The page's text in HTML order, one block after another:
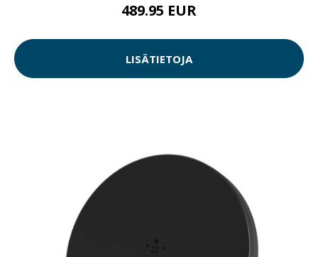
489.95 EUR
LISÄTIETOJA